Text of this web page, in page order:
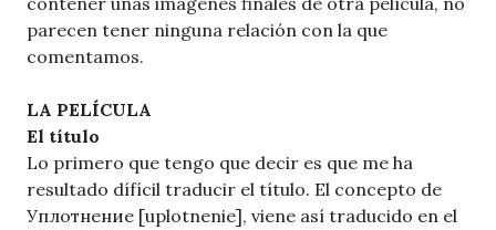
parecen tener ninguna relación con la que
comentamos.
LA PELÍCULA
El título
Lo primero que tengo que decir es que me ha
resultado dífícil traducir el título. El concepto de
Уплотнение [uplotnenie], viene así traducido en el